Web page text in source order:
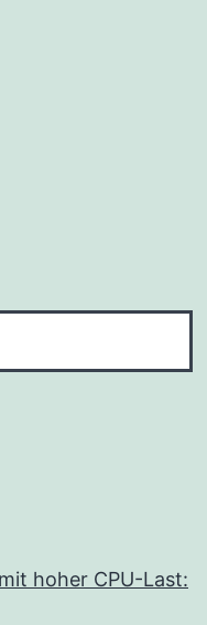
hoher CPU-Last: